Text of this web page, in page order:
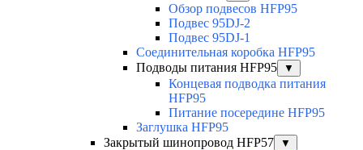
Обзор подвесов HFP95
Подвес 95DJ-2
Подвес 95DJ-1
Соединительная коробка HFP95
Подводы питания HFP95
▼
Концевая подводка питания
HFP95
Питание посередине HFP95
Заглушка HFP95
Закрытый шинопровод HFP57
▼